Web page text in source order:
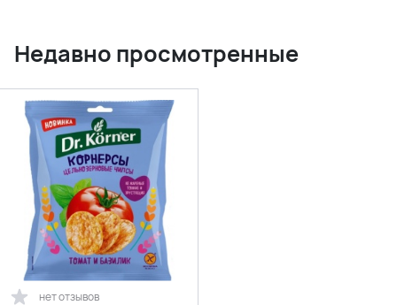
Недавно просмотренные
нет отзывов